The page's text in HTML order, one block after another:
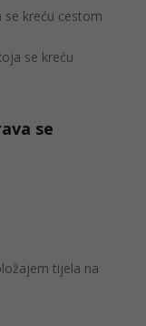
kreću cestom
se kreću
se
tijela na